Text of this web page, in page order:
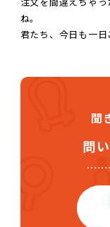
注文を間違えちゃ
ね。
君たち、今日も一日
聞
問